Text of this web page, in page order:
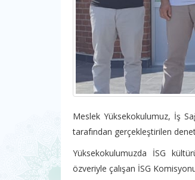
Meslek Yüksekokulumuz, İş
tarafından gerçekleştirilen
Yüksekokulumuzda İSG
özveriyle çalışan İSG